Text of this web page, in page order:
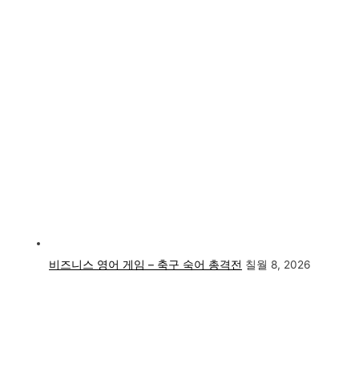
비즈니스 영어 게임 – 축구 숙어 총격전 칠월 8, 2026